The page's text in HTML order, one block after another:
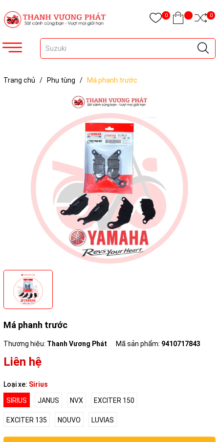
0 0
Trang chủ / Phụ tùng / Má phanh trước
Má phanh trước
Thương hiệu: Thanh Vương Phát Mã sản phẩm: 9410717843
Liên hệ
Loại xe: Sirius
SIRIUS JANUS NVX EXCITER 150
EXCITER 135 NOUVO LUVIAS